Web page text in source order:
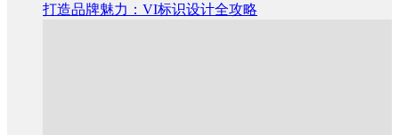
打造品牌魅力：VI标识设计全攻略